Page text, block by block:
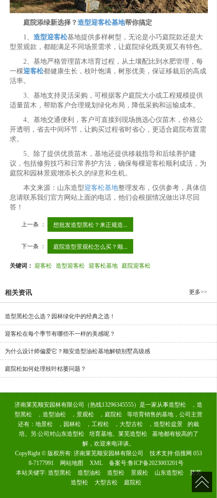
庭院添绿新选择？ 造型迎客松基地帮你搞定
1、 造型迎客松基地提供多样树型，无论是小巧庭院款还是大
型景观款，都能满足不同场景需求，让庭院绿化既美观又有特色。
2、基地严格管理苗木培育过程，从土壤配比到水肥管理，每
一棵迎客松都健康生长，枝叶饱满，树形优美，保证移栽后的高成
活率。
3、基地支持灵活采购，可根据客户庭院大小或工程规模提供
适量苗木，帮助客户合理规划绿化布局，降低采购和运输成本。
4、基地交通便利，客户可直接到现场挑选心仪苗木，价格公
开透明，省去中间环节，让购买过程省时省心，更适合庭院布置需
求。
5、除了提供优质苗木，基地还提供移栽指导和后续养护建
议，包括修剪技巧和日常养护方法，确保每棵迎客松顺利成活，为
庭院和园林景观增添长久的绿意和生机。
本文来源：山东造型迎客松基地整理发布，仅供参考，具体信
息请联系我们官方网站上面的电话，他们会根据情况做出详尽回
答！
上一条 ： 想批发造型黑松？来正规造...
下一条 ： 庭院造型景观松怎么买？顺...
关键词： 迎客松 造型迎客松 迎客松基地 庭院迎客松
相关资讯 更多>>
造型黑松怎么选？园林绿化中的经典之选！
迎客松在每个季节有哪些不一样的美感呢？
为什么设计师偏爱它？顺安造型油松基地解锁别墅高级感
庭院松如何处理枝叶枯萎问题？
济南莱芜顺安园林有限公司（热线13296345555）是一家从事造型松 ， 造
型黑松
， 造型油松 ， 景观松 ， 庭院松
等培育销售的基地，公司主营
还有： 地景松 ， 园林松 ， 工程松 ， 大型古松 ， 造型松盆景
的栽
培。另:公司对山东造型松 培育基地、 莱芜造型松
基地都有较高的了
解，欢迎来电详谈。
CopyRight © 版权所有: 济南莱芜顺安园林有限公司 技术支持:佰搜网 053
8-7177991
网站地图 XML 备案号:鲁ICP备2023003201号
本站关键字: 造型黑松 造型油松 造型松 景观松 山东造型松
莱芜
造型松
大型古松 庭院松